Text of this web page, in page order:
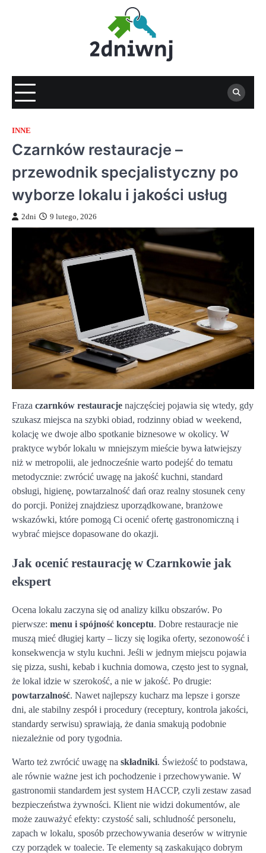
INNE
Czarnków restauracje –
przewodnik specjalistyczny po
wyborze lokalu i jakości usług
2dni 9 lutego, 2026
Fraza czarnków restauracje najczęściej pojawia się wtedy, gdy
szukasz miejsca na szybki obiad, rodzinny obiad w weekend,
kolację we dwoje albo spotkanie biznesowe w okolicy. W
praktyce wybór lokalu w mniejszym mieście bywa łatwiejszy
niż w metropolii, ale jednocześnie warto podejść do tematu
metodycznie: zwrócić uwagę na jakość kuchni, standard
obsługi, higienę, powtarzalność dań oraz realny stosunek ceny
do porcji. Poniżej znajdziesz uporządkowane, branżowe
wskazówki, które pomogą Ci ocenić ofertę gastronomiczną i
wybrać miejsce dopasowane do okazji.
Jak ocenić restaurację w Czarnkowie jak
ekspert
Ocena lokalu zaczyna się od analizy kilku obszarów. Po
pierwsze: menu i spójność konceptu. Dobre restauracje nie
muszą mieć długiej karty – liczy się logika oferty, sezonowość i
konsekwencja w stylu kuchni. Jeśli w jednym miejscu pojawia
się pizza, sushi, kebab i kuchnia domowa, często jest to sygnał,
że lokal idzie w szerokość, a nie w jakość. Po drugie:
powtarzalność. Nawet najlepszy kucharz ma lepsze i gorsze
dni, ale stabilny zespół i procedury (receptury, kontrola jakości,
standardy serwisu) sprawiają, że dania smakują podobnie
niezależnie od pory tygodnia.
Warto też zwrócić uwagę na składniki. Świeżość to podstawa,
ale równie ważne jest ich pochodzenie i przechowywanie. W
gastronomii standardem jest system HACCP, czyli zestaw zasad
bezpieczeństwa żywności. Klient nie widzi dokumentów, ale
może zauważyć efekty: czystość sali, schludność personelu,
zapach w lokalu, sposób przechowywania deserów w witrynie
czy porządek w toalecie. Te elementy są zaskakująco dobrym